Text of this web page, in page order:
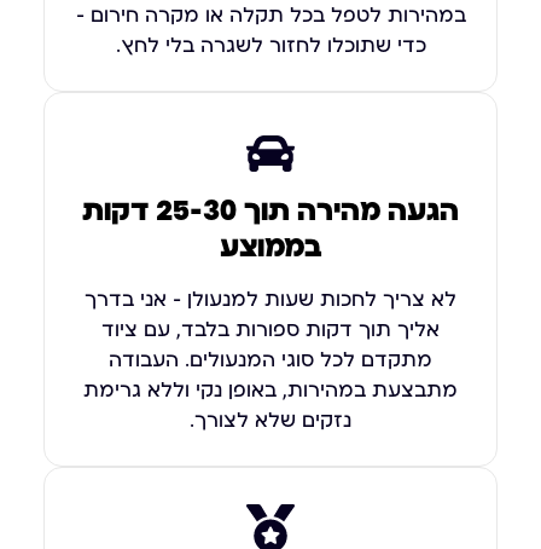
במהירות לטפל בכל תקלה או מקרה חירום –
כדי שתוכלו לחזור לשגרה בלי לחץ.
הגעה מהירה תוך 25-30 דקות
בממוצע
לא צריך לחכות שעות למנעולן – אני בדרך
אליך תוך דקות ספורות בלבד, עם ציוד
מתקדם לכל סוגי המנעולים. העבודה
מתבצעת במהירות, באופן נקי וללא גרימת
נזקים שלא לצורך.